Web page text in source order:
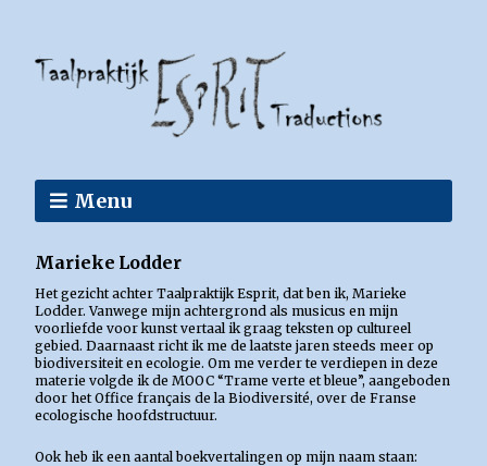
Menu
Marieke Lodder
Het gezicht achter Taalpraktijk Esprit, dat ben ik, Marieke
Lodder. Vanwege mijn achtergrond als musicus en mijn
voorliefde voor kunst vertaal ik graag teksten op cultureel
gebied. Daarnaast richt ik me de laatste jaren steeds meer op
biodiversiteit en ecologie. Om me verder te verdiepen in deze
materie volgde ik de MOOC “Trame verte et bleue”, aangeboden
door het Office français de la Biodiversité, over de Franse
ecologische hoofdstructuur.
Ook heb ik een aantal boekvertalingen op mijn naam staan: